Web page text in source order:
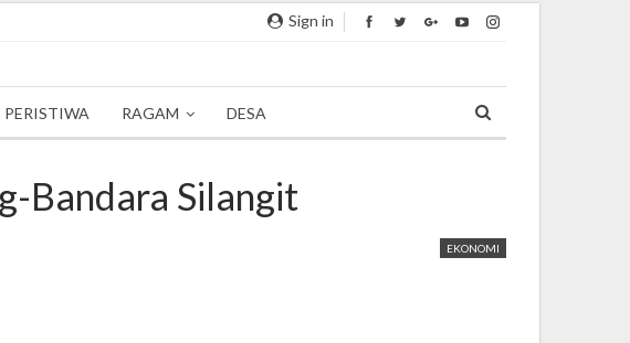
Sign in
PERISTIWA RAGAM DESA
Bandara Silangit
EKONOMI